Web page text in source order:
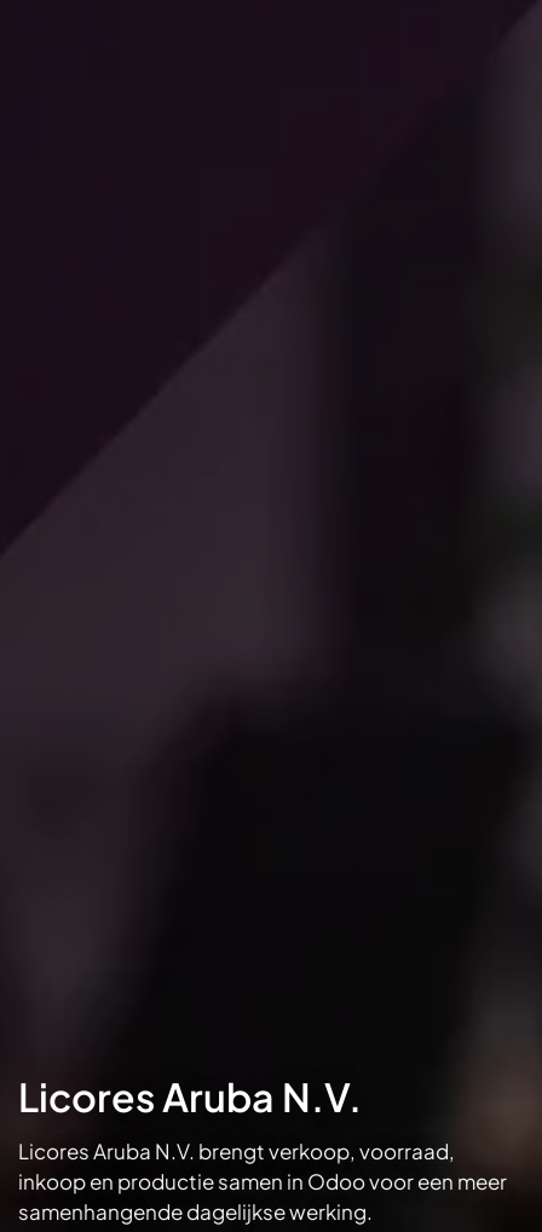
Licores Aruba N.V.
Licores Aruba N.V. brengt verkoop, voorraad,
inkoop en productie samen in Odoo voor een meer
samenhangende dagelijkse werking.